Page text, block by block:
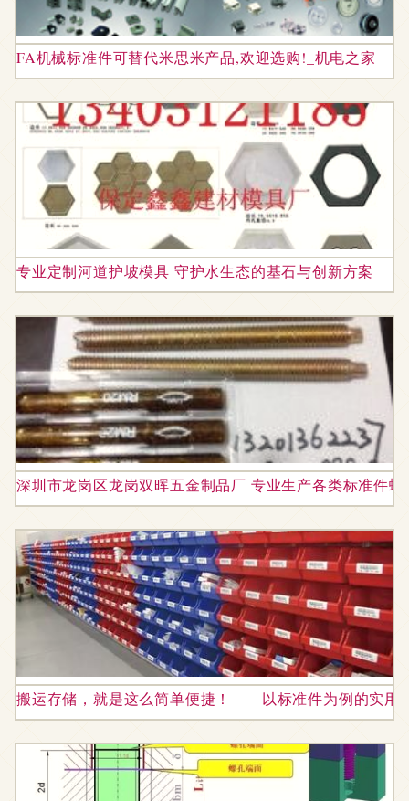
FA机械标准件可替代米思米产品,欢迎选购!_机电之家
专业定制河道护坡模具 守护水生态的基石与创新方案
深圳市龙岗区龙岗双晖五金制品厂 专业生产各类标准件
搬运存储，就是这么简单便捷！——以标准件为例的实用